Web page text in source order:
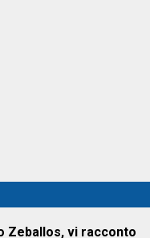
Zeballos, vi racconto